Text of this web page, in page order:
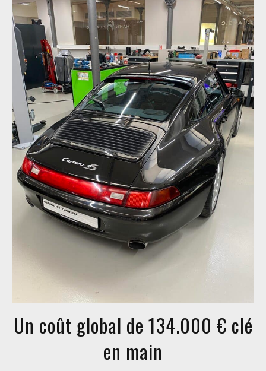
Un coût global de 134.000 € clé
en main